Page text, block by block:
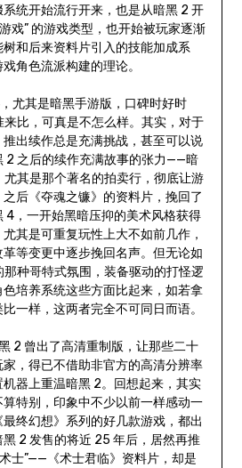
统开始流行开来，也是从暗黑 2 开
戏” 的游戏类型，也开始被玩家逐渐
和后来资料片引入的技能加成系
角色流派构建的理论。
尤其是暗黑手游版，口碑时好时
比，可真是不怎么样。其实，对于
出续作总是充满挑战，甚至可以说
2 之后的续作充满故事的张力——暗
其是那个著名的拍卖行，彻底让游
后《夺魂之镰》的资料片，挽回了
4，一开始黑暗压抑的美术风格获得
其是可重复玩性上大不如前几作，
等变更中逐步挽回名声。但无论如
种哥特式氛围，装备驱动的打怪逻
培养系统这些方面比起来，如若拿
一样，这两者完全不可同日而语。
2 曾出了高清重制版，让那些二十
，得已不借助非官方的高清分辨率
器上重温暗黑 2。回想起来，其实
特别，印象中不少以前一样感动一
终幻想》系列的好几款游戏，都出
2 发售的将近 25 年后，居然再推
士”——《术士君临》资料片，却是